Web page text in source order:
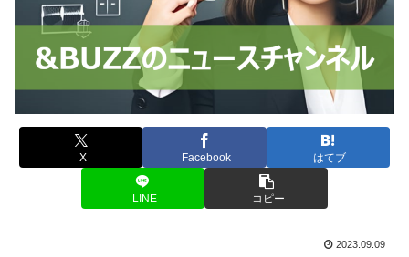
X Facebook はてブ
LINE コピー
2023.09.09